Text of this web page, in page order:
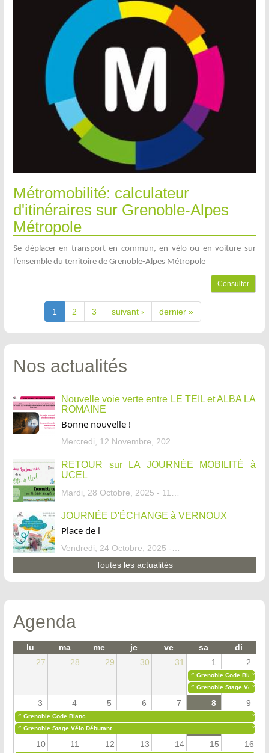
Métromobilité: calculateur
d'itinéraires sur Grenoble-Alpes
Métropole
Se déplacer en transport en commun, en vélo ou en voiture sur
l’ensemble du territoire de Grenoble-Alpes Métropole
Consulter
1 2 3 suivant › dernier »
Nos actualités
Nouvelle voie verte entre LE TEIL et ALBA LA
ROMAINE
Bonne nouvelle !
RETOUR sur LA JOURNÉE MOBILITÉ à
UCEL
JOURNÉE D'ÉCHANGE à VERNOUX
Place de l
Toutes les actualités
Agenda
lu ma me je ve sa
di
27
28 29 30 31 1 2
« Grenoble Code Blanc
»
« Grenoble Stage Vélo
»
3 4 5 6 7 8 9
« Grenoble Code Blanc
»
« Grenoble Stage Vélo Débutant »
10 11 12 13 14 15 16